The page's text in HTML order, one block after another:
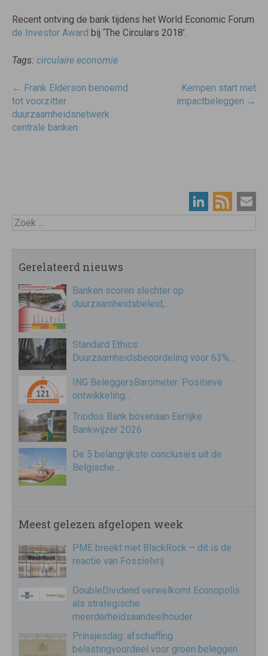
Recent ontving de bank tijdens het World Economic Forum
de Investor Award bij ‘The Circulars 2018’.
Tags: circulaire economie
Post
navigatie
← Frank Elderson benoemd
tot voorzitter
duurzaamheidsnetwerk
centrale banken
Kempen start met
impactbeleggen →
Zoek
Gerelateerd nieuws
Banken scoren slechter op
duurzaamheidsbeleid,…
Standard Ethics:
Duurzaamheidsbeoordeling voor 63%…
ING BeleggersBarometer: Positieve
ontwikkeling…
Triodos Bank bovenaan Eerlijke
Bankwijzer 2026
De 5 belangrijkste conclusies uit de
Belgische…
Meest gelezen afgelopen week
PME breekt met BlackRock – dit is de
reactie van Fossielvrij
DoubleDividend verwelkomt Econopolis
als strategische
meerderheidsaandeelhouder
Prinsjesdag: afschaffing
belastingvoordeel voor groen beleggen